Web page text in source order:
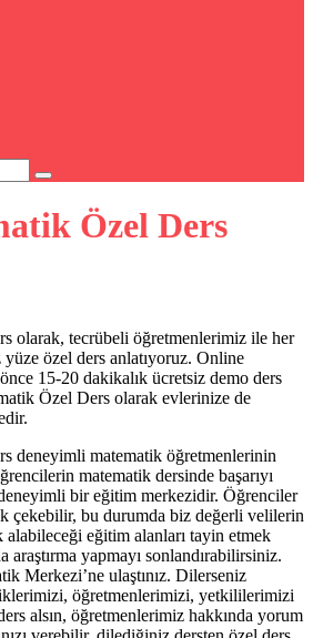
Özel Ders
olarak, tecrübeli öğretmenlerimiz ile her
özel ders anlatıyoruz. Online
15-20 dakikalık ücretsiz demo ders
Özel Ders olarak evlerinize de
deneyimli matematik öğretmenlerinin
matematik dersinde başarıyı
bir eğitim merkezidir. Öğrenciler
çekebilir, bu durumda biz değerli velilerin
eğitim alanları tayin etmek
araştırma yapmayı sonlandırabilirsiniz.
Merkezi’ne ulaştınız. Dilerseniz
öğretmenlerimizi, yetkililerimizi
alsın, öğretmenlerimiz hakkında yorum